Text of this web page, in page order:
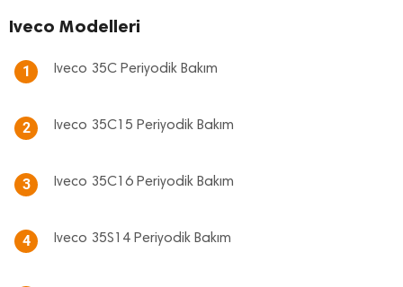
Iveco Modelleri
1 Iveco 35C Periyodik Bakım
2 Iveco 35C15 Periyodik Bakım
3 Iveco 35C16 Periyodik Bakım
4 Iveco 35S14 Periyodik Bakım